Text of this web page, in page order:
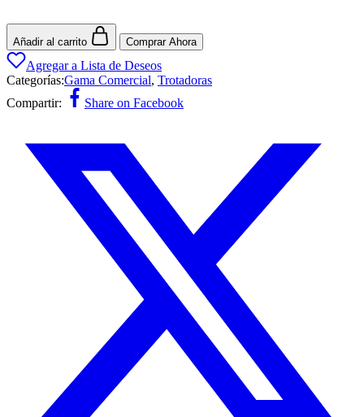
Añadir al carrito Comprar Ahora
Agregar a Lista de Deseos
Categorías:Gama Comercial, Trotadoras
Compartir:
Share on Facebook